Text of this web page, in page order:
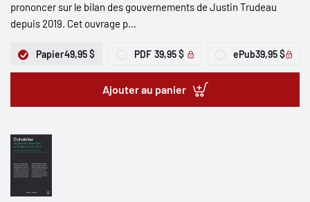
prononcer sur le bilan des gouvernements de Justin Trudeau
depuis 2019. Cet ouvrage p...
Papier49,95 $ PDF 39,95 $ ePub39,95 $
Ajouter au panier